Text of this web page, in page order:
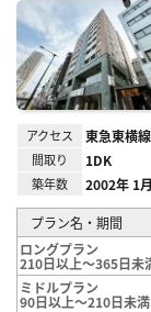
アクセス 東急東横
間取り 1DK
築年数 2002年 1
プラン名・期間
ロングプラン
210日以上～365日未
ミドルプラン
90日以上～210日未満